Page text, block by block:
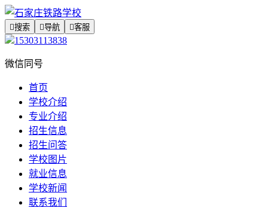
搜索 导航 客服
15303113838
微信同号
首页
学校介绍
专业介绍
招生信息
招生问答
学校图片
就业信息
学校新闻
联系我们